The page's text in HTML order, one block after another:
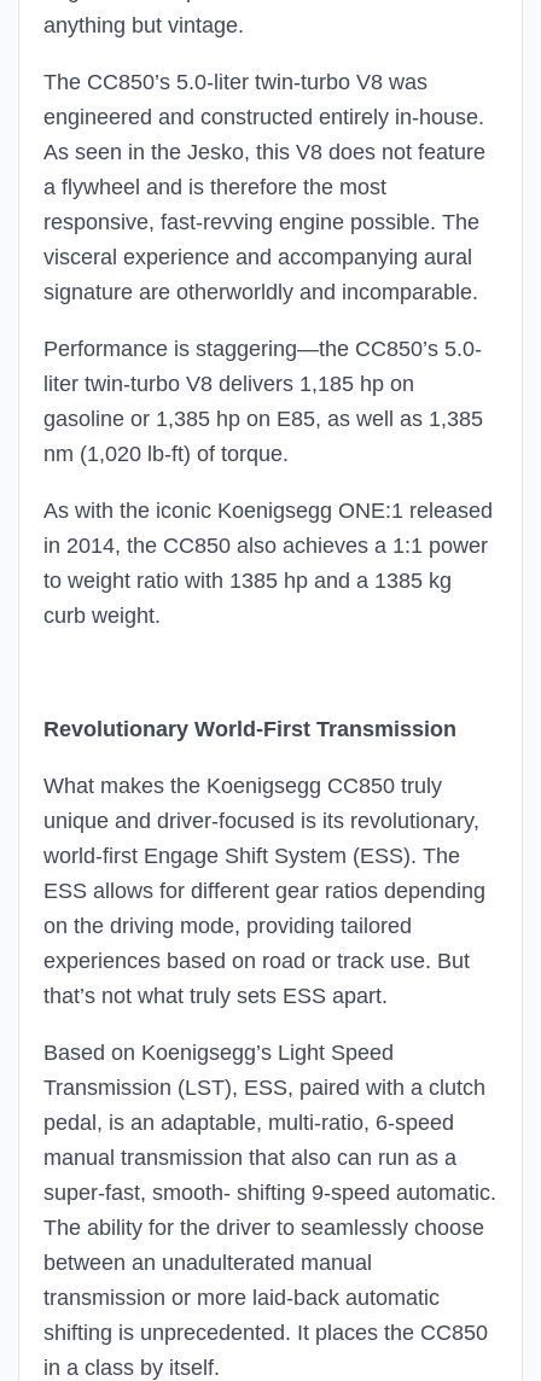
anything but vintage.
The CC850’s 5.0-liter twin-turbo V8 was
engineered and constructed entirely in-house.
As seen in the Jesko, this V8 does not feature
a flywheel and is therefore the most
responsive, fast-revving engine possible. The
visceral experience and accompanying aural
signature are otherworldly and incomparable.
Performance is staggering—the CC850’s 5.0-
liter twin-turbo V8 delivers 1,185 hp on
gasoline or 1,385 hp on E85, as well as 1,385
nm (1,020 lb-ft) of torque.
As with the iconic Koenigsegg ONE:1 released
in 2014, the CC850 also achieves a 1:1 power
to weight ratio with 1385 hp and a 1385 kg
curb weight.
Revolutionary World-First Transmission
What makes the Koenigsegg CC850 truly
unique and driver-focused is its revolutionary,
world-first Engage Shift System (ESS). The
ESS allows for different gear ratios depending
on the driving mode, providing tailored
experiences based on road or track use. But
that’s not what truly sets ESS apart.
Based on Koenigsegg’s Light Speed
Transmission (LST), ESS, paired with a clutch
pedal, is an adaptable, multi-ratio, 6-speed
manual transmission that also can run as a
super-fast, smooth- shifting 9-speed automatic.
The ability for the driver to seamlessly choose
between an unadulterated manual
transmission or more laid-back automatic
shifting is unprecedented. It places the CC850
in a class by itself.